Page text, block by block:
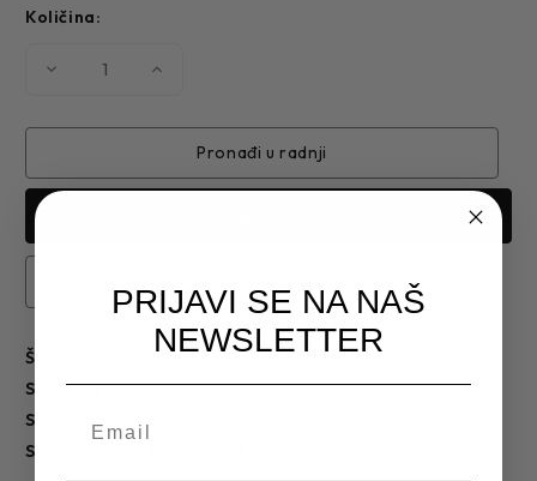
Količina:
Smanjite
956
Povećajte
956
Pronađi u radnji
Šifra: MSK-956 01 50
sirovinski sastav: 88% POLIAMID 12% LIKRA
skupljanje po dužini:
PRIJAVI SE NA NAŠ
NEWSLETTER